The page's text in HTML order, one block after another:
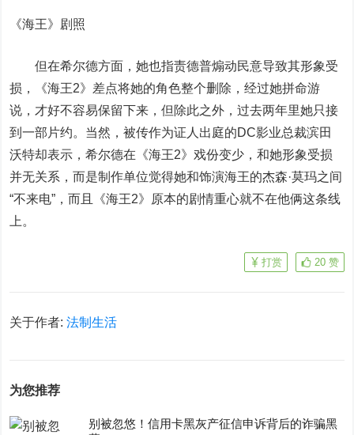
《海王》剧照
但在希尔德方面，她也指责德普煽动民意导致其形象受
损，《海王2》差点将她的角色整个删除，经过她拼命游
说，才好不容易保留下来，但除此之外，过去两年里她只接
到一部片约。当然，被传作为证人出庭的DC影业总裁滨田
沃特却表示，希尔德在《海王2》戏份变少，和她形象受损
并无关系，而是制作单位觉得她和饰演海王的杰森·莫玛之间
“不来电”，而且《海王2》原本的剧情重心就不在他俩这条线
上。
20 赞
打赏
关于作者:法制生活
为您推荐
别被忽悠！信用卡黑灰产征信申诉背后的诈骗黑